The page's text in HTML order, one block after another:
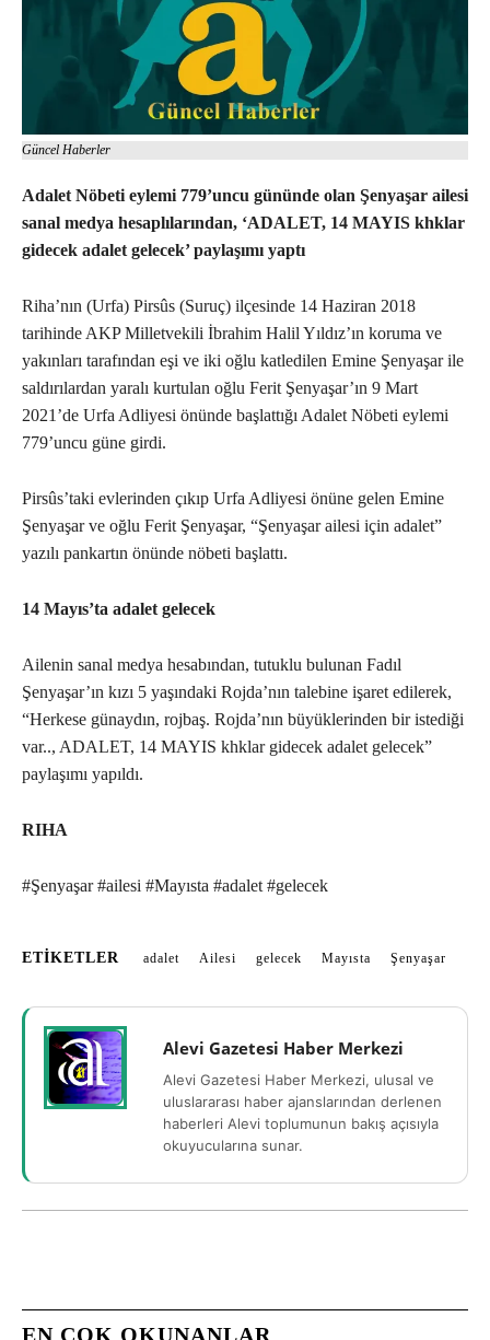
Güncel Haberler
Adalet Nöbeti eylemi 779’uncu gününde olan Şenyaşar ailesi
sanal medya hesaplılarından, ‘ADALET, 14 MAYIS khklar
gidecek adalet gelecek’ paylaşımı yaptı
Riha’nın (Urfa) Pirsûs (Suruç) ilçesinde 14 Haziran 2018
tarihinde AKP Milletvekili İbrahim Halil Yıldız’ın koruma ve
yakınları tarafından eşi ve iki oğlu katledilen Emine Şenyaşar ile
saldırılardan yaralı kurtulan oğlu Ferit Şenyaşar’ın 9 Mart
2021’de Urfa Adliyesi önünde başlattığı Adalet Nöbeti eylemi
779’uncu güne girdi.
Pirsûs’taki evlerinden çıkıp Urfa Adliyesi önüne gelen Emine
Şenyaşar ve oğlu Ferit Şenyaşar, “Şenyaşar ailesi için adalet”
yazılı pankartın önünde nöbeti başlattı.
14 Mayıs’ta adalet gelecek
Ailenin sanal medya hesabından, tutuklu bulunan Fadıl
Şenyaşar’ın kızı 5 yaşındaki Rojda’nın talebine işaret edilerek,
“Herkese günaydın, rojbaş. Rojda’nın büyüklerinden bir istediği
var.., ADALET, 14 MAYIS khklar gidecek adalet gelecek”
paylaşımı yapıldı.
RIHA
#Şenyaşar #ailesi #Mayısta #adalet #gelecek
ETIKETLER adalet Ailesi gelecek Mayısta Şenyaşar
Alevi Gazetesi Haber Merkezi
Alevi Gazetesi Haber Merkezi, ulusal ve
uluslararası haber ajanslarından derlenen
haberleri Alevi toplumunun bakış açısıyla
okuyucularına sunar.
EN ÇOK OKUNANLAR